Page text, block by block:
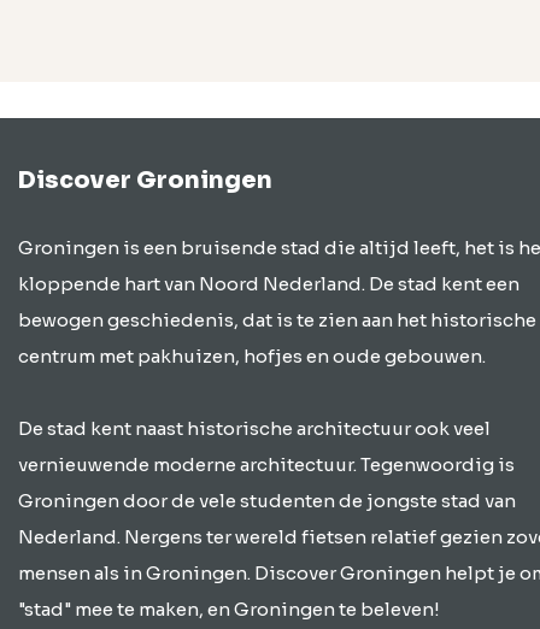
Discover Groningen
Groningen is een bruisende stad die altijd leeft, het is
kloppende hart van Noord Nederland. De stad kent een
bewogen geschiedenis, dat is te zien aan het historische
centrum met pakhuizen, hofjes en oude gebouwen.
De stad kent naast historische architectuur ook veel
vernieuwende moderne architectuur. Tegenwoordig is
Groningen door de vele studenten de jongste stad van
Nederland. Nergens ter wereld fietsen relatief gezien
mensen als in Groningen. Discover Groningen helpt je
"stad" mee te maken, en Groningen te beleven!